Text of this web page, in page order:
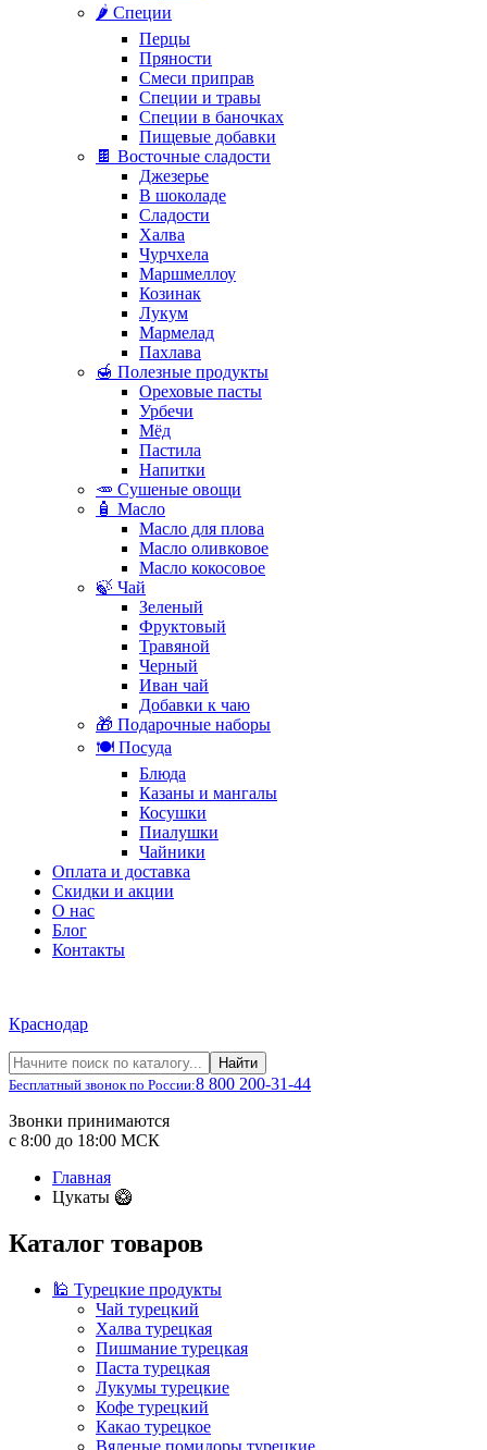
🌶️ Специи
Перцы
Пряности
Смеси приправ
Специи и травы
Специи в баночках
Пищевые добавки
🍫 Восточные сладости
Джезерье
В шоколаде
Сладости
Халва
Чурчхела
Маршмеллоу
Козинак
Лукум
Мармелад
Пахлава
🍯 Полезные продукты
Ореховые пасты
Урбечи
Мёд
Пастила
Напитки
🥕 Сушеные овощи
🧴 Масло
Масло для плова
Масло оливковое
Масло кокосовое
🍃 Чай
Зеленый
Фруктовый
Травяной
Черный
Иван чай
Добавки к чаю
🎁 Подарочные наборы
🍽️ Посуда
Блюда
Казаны и мангалы
Косушки
Пиалушки
Чайники
Оплата и доставка
Скидки и акции
О нас
Блог
Контакты
Краснодар
Найти
Бесплатный звонок по России:8 800 200-31-44
Звонки принимаются
с 8:00 до 18:00 МСК
Главная
Цукаты 🥝
Каталог товаров
🕌 Турецкие продукты
Чай турецкий
Халва турецкая
Пишмание турецкая
Паста турецкая
Лукумы турецкие
Кофе турецкий
Какао турецкое
Вяленые помидоры турецкие